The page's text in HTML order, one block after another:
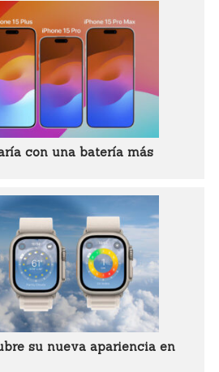
con una batería más
su nueva apariencia en